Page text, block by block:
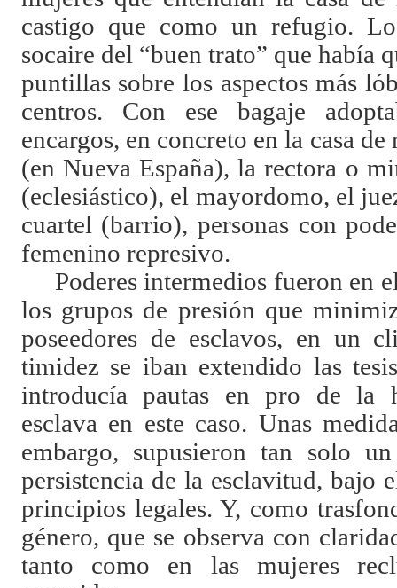
castigo que como un refugio.
socaire del “buen trato” que había
puntillas sobre los aspectos más
centros. Con ese bagaje
encargos, en concreto en la casa
(en Nueva España), la rectora o
(eclesiástico), el mayordomo, el
cuartel (barrio), personas con
femenino represivo.
Poderes intermedios fueron en
los grupos de presión que
poseedores de esclavos, en un
timidez se iban extendido las
introducía pautas en pro de la
esclava en este caso. Unas
embargo, supusieron tan solo
persistencia de la esclavitud, bajo
principios legales. Y, como
género, que se observa con
tanto como en las mujeres